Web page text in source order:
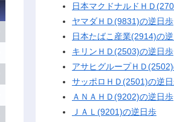
日本マクドナルドＨＤ
ヤマダＨＤ(9831)の逆日歩
日本たばこ産業(2914)の
キリンＨＤ(2503)の逆日歩
アサヒグループＨＤ
サッポロＨＤ(2501)の逆
ＡＮＡＨＤ(9202)の逆日歩
ＪＡＬ(9201)の逆日歩